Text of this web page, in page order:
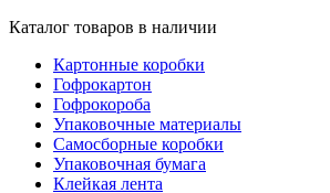
Каталог товаров в наличии
Картонные коробки
Гофрокартон
Гофрокороба
Упаковочные материалы
Самосборные коробки
Упаковочная бумага
Клейкая лента